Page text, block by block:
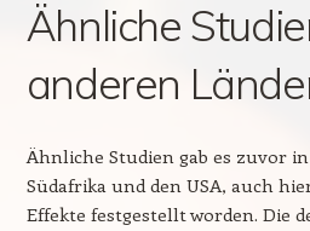
Ähnliche
anderen
Ähnliche Studien gab es zuvor
Südafrika und den USA, auch
Effekte festgestellt worden. Die